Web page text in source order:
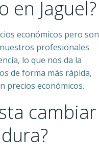
en Jaguel?
económicos pero son
profesionales
lo que nos da la
de forma más rápida,
precios económicos.
cambiar